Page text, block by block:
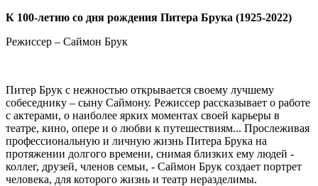
К 100-летию со дня рождения Питера Брука (1925-2022)
Режиссер – Саймон Брук
Питер Брук с нежностью открывается своему лучшему
собеседнику – сыну Саймону. Режиссер рассказывает о работе
с актерами, о наиболее ярких моментах своей карьеры в
театре, кино, опере и о любви к путешествиям... Прослеживая
профессиональную и личную жизнь Питера Брука на
протяжении долгого времени, снимая близких ему людей -
коллег, друзей, членов семьи, - Саймон Брук создает портрет
человека, для которого жизнь и театр неразделимы.